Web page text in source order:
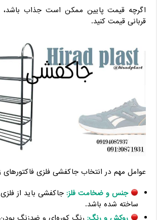
اگرچه قیمت پایین ممکن است جذاب باشد،
قربانی قیمت کنید.
عوامل مهم در انتخاب جاکفشی فلزی فاکتورهای
جنس و ضخامت فلز:جاکفشی باید از
ساخته شده باشد.